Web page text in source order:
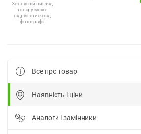
Зовнішній вигляд
товару може
відрізнятися від
фотографії
Все про товар
Наявність і ціни
Аналоги і замінники